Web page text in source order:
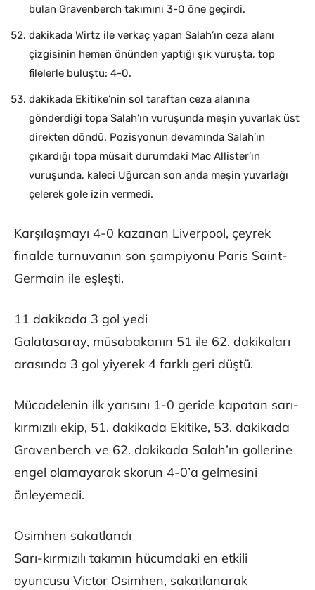
bulan Gravenberch takımını 3-0 öne geçirdi.
dakikada Wirtz ile verkaç yapan Salah’ın ceza alanı
çizgisinin hemen önünden yaptığı şık vuruşta, top
filelerle buluştu: 4-0.
dakikada Ekitike’nin sol taraftan ceza alanına
gönderdiği topa Salah’ın vuruşunda meşin yuvarlak üst
direkten döndü. Pozisyonun devamında Salah’ın
çıkardığı topa müsait durumdaki Mac Allister’ın
vuruşunda, kaleci Uğurcan son anda meşin yuvarlağı
çelerek gole izin vermedi.
Karşılaşmayı 4-0 kazanan Liverpool, çeyrek
finalde turnuvanın son şampiyonu Paris Saint-
Germain ile eşleşti.
11 dakikada 3 gol yedi
Galatasaray, müsabakanın 51 ile 62. dakikaları
arasında 3 gol yiyerek 4 farklı geri düştü.
Mücadelenin ilk yarısını 1-0 geride kapatan sarı-
kırmızılı ekip, 51. dakikada Ekitike, 53. dakikada
Gravenberch ve 62. dakikada Salah’ın gollerine
engel olamayarak skorun 4-0’a gelmesini
önleyemedi.
Osimhen sakatlandı
Sarı-kırmızılı takımın hücumdaki en etkili
oyuncusu Victor Osimhen, sakatlanarak